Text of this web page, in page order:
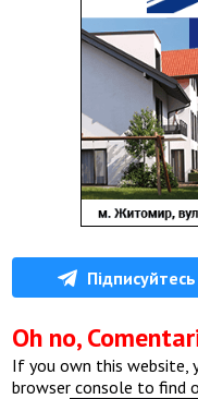
Oh no,
If you own this
browser console to find